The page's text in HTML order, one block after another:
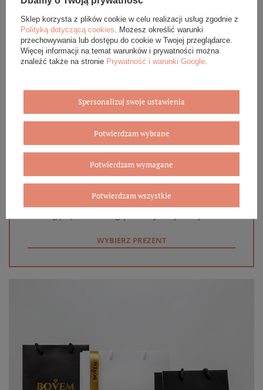
OPINIE (0)
GWARANCJA
Eleganckie opakowanie gratis
Biżuterię i zegarki zakupione w sklepie internetowym
BOVEM otrzymasz jako gotowy do wręczenia upominek. Do
każdego zamówienia dołączamy pudełko ze skóry
WYBIERZ PREZENT
Sklep korzysta z plików cookie w celu realizacji usług zgodnie z
Polityką dotyczącą cookies . Możesz określić warunki
przechowywania lub dostępu do cookie w Twojej przeglądarce.
Więcej informacji na temat warunków i prywatności można
znaleźć także na stronie Prywatność i warunki Google
Spersonalizuj swoje ustawienia
Potwierdzam wybrane
Potwierdzam wymagane
Potwierdzam wszystkie